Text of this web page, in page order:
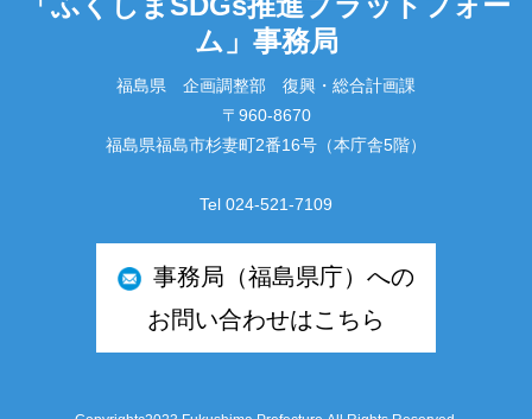
ム」事務局
福島県 企画調整部 復興・総合計画課
〒960-8670
福島県福島市杉妻町2番16号（本庁舎5階）
Tel 024-521-7109
事務局（福島県庁）への
お問い合わせはこちら